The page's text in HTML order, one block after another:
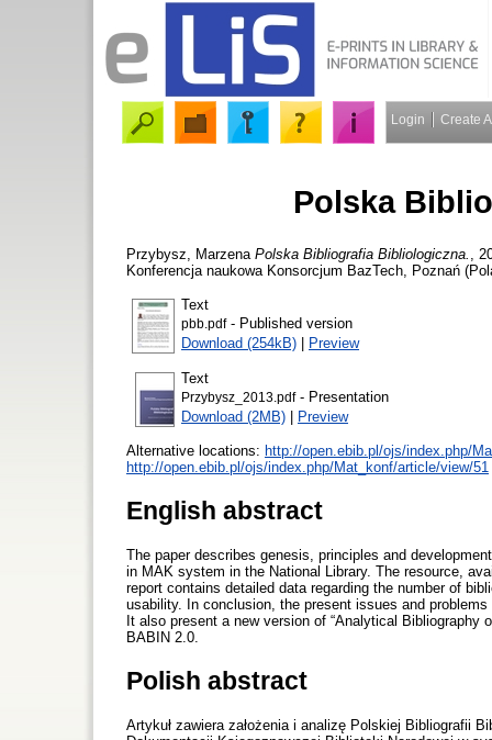
Login Create
Polska
Przybysz, Marzena Polska Bibliografia Bibliologiczna.
,
Konferencja naukowa Konsorcjum BazTech, Poznań
Text
pbb.pdf- Published version
Download (254kB) | Preview
Text
Przybysz_2013.pdf- Presentation
Download (2MB) | Preview
Alternative locations: http://open.ebib.pl/ojs/index.php/
http://open.ebib.pl/ojs/index.php/Mat_konf/article/view/51
English abstract
The paper describes genesis, principles and
in MAK system in the National Library. The resource,
report contains detailed data regarding the number of
usability. In conclusion, the present issues and
It also present a new version of “Analytical
BABIN 2.0.
Polish abstract
Artykuł zawiera założenia i analizę Polskiej Bibliografii